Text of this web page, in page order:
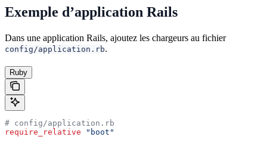
Exemple d’application Rails
Dans une application Rails, ajoutez les chargeurs au fichier
config/application.rb.
Ruby
# config/application.rb
require_relative "boot"